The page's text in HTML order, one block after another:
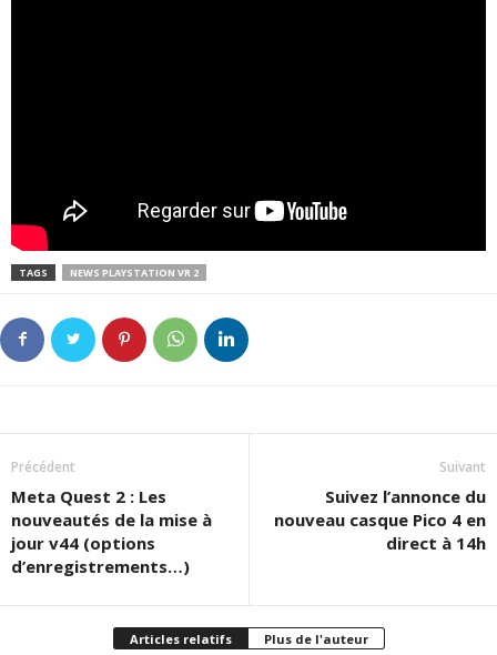
TAGS NEWS PLAYSTATION VR 2
Précédent
Meta Quest 2 : Les
nouveautés de la mise à
jour v44 (options
d’enregistrements…)
Suivant
Suivez l’annonce du
nouveau casque Pico 4 en
direct à 14h
Articles relatifs Plus de l'auteur